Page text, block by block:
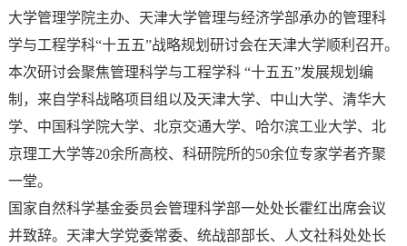
大学管理学院主办、天津大学管理与经济学部承办的管理科
学与工程学科“十五五”战略规划研讨会在天津大学顺利召开。
本次研讨会聚焦管理科学与工程学科 “十五五”发展规划编
制，来自学科战略项目组以及天津大学、中山大学、清华大
学、中国科学院大学、北京交通大学、哈尔滨工业大学、北
京理工大学等20余所高校、科研院所的50余位专家学者齐聚
一堂。
国家自然科学基金委员会管理科学部一处处长霍红出席会议
并致辞。天津大学党委常委、统战部部长、人文社科处处长